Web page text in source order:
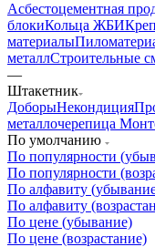
Асбестоцементная
блокиКольца ЖБИ
материалы
металлСтроительные
—
Штакетник
ДоборыНекондиция
металлочерепица
По умолчанию
По популярности
По популярности
По алфавиту
По алфавиту
По цене (убывание)
По цене (возрастание)